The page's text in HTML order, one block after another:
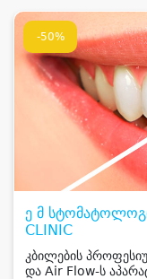
-50%
ე მ
CLINIC
კბილების
და Air Flow-ს